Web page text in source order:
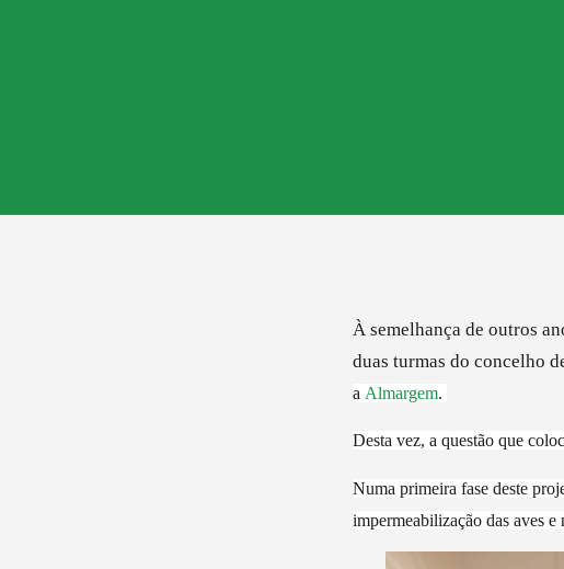
À semelhança de outros
duas turmas do concelho
a Almargem.
Desta vez, a questão que
Numa primeira fase deste
impermeabilização das aves e